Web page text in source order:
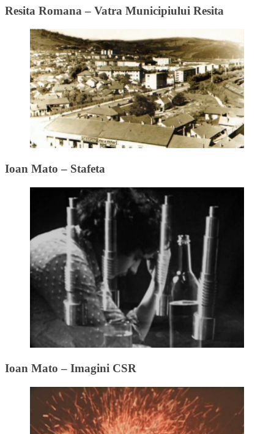
Resita Romana – Vatra Municipiului Resita
Ioan Mato – Stafeta
Ioan Mato – Imagini CSR